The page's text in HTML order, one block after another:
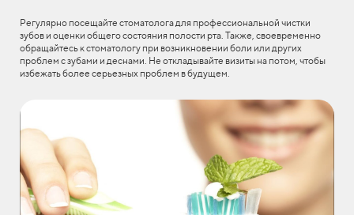
Регулярно посещайте стоматолога для профессиональной чистки
зубов и оценки общего состояния полости рта. Также, своевременно
обращайтесь к стоматологу при возникновении боли или других
проблем с зубами и деснами. Не откладывайте визиты на потом, чтобы
избежать более серьезных проблем в будущем.